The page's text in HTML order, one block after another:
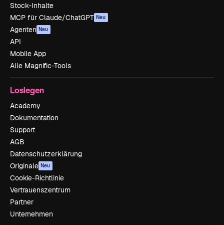
Stock-Inhalte
MCP für Claude/ChatGPT Neu
Agenten Neu
API
Mobile App
Alle Magnific-Tools
Loslegen
Academy
Dokumentation
Support
AGB
Datenschutzerklärung
Originale Neu
Cookie-Richtlinie
Vertrauenszentrum
Partner
Unternehmen